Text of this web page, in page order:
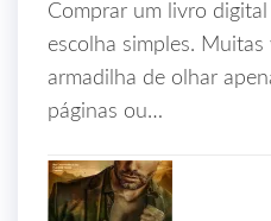
Comprar um livro
escolha simples. Muitas
armadilha de olhar
páginas ou…